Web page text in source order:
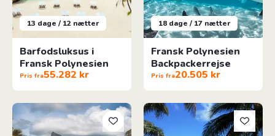
13 dage / 12 nætter
Barfodsluksus i
Fransk Polynesien
Pris fra55.282 kr
18 dage / 17 nætter
Fransk Polynesien
Backpackerrejse
Pris fra20.505 kr
Ø-Hop I Fransk Polynesien: Tahiti, Moorea & Bora Bora
Ø-Hop I Fransk Polynesien: